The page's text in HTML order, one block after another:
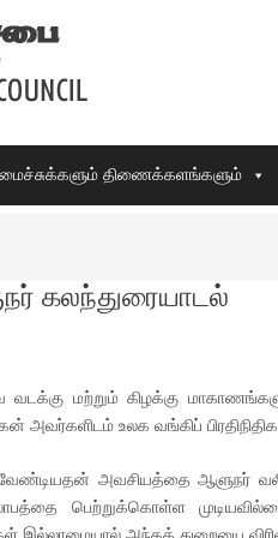
திணைக்களங்களும்
கலந்துரையாடல்
மற்றும் கிழக்கு
உலக வங்கிப்
அவசியத்தை ஆளுநர்
பெற்றுக்கொள்ள